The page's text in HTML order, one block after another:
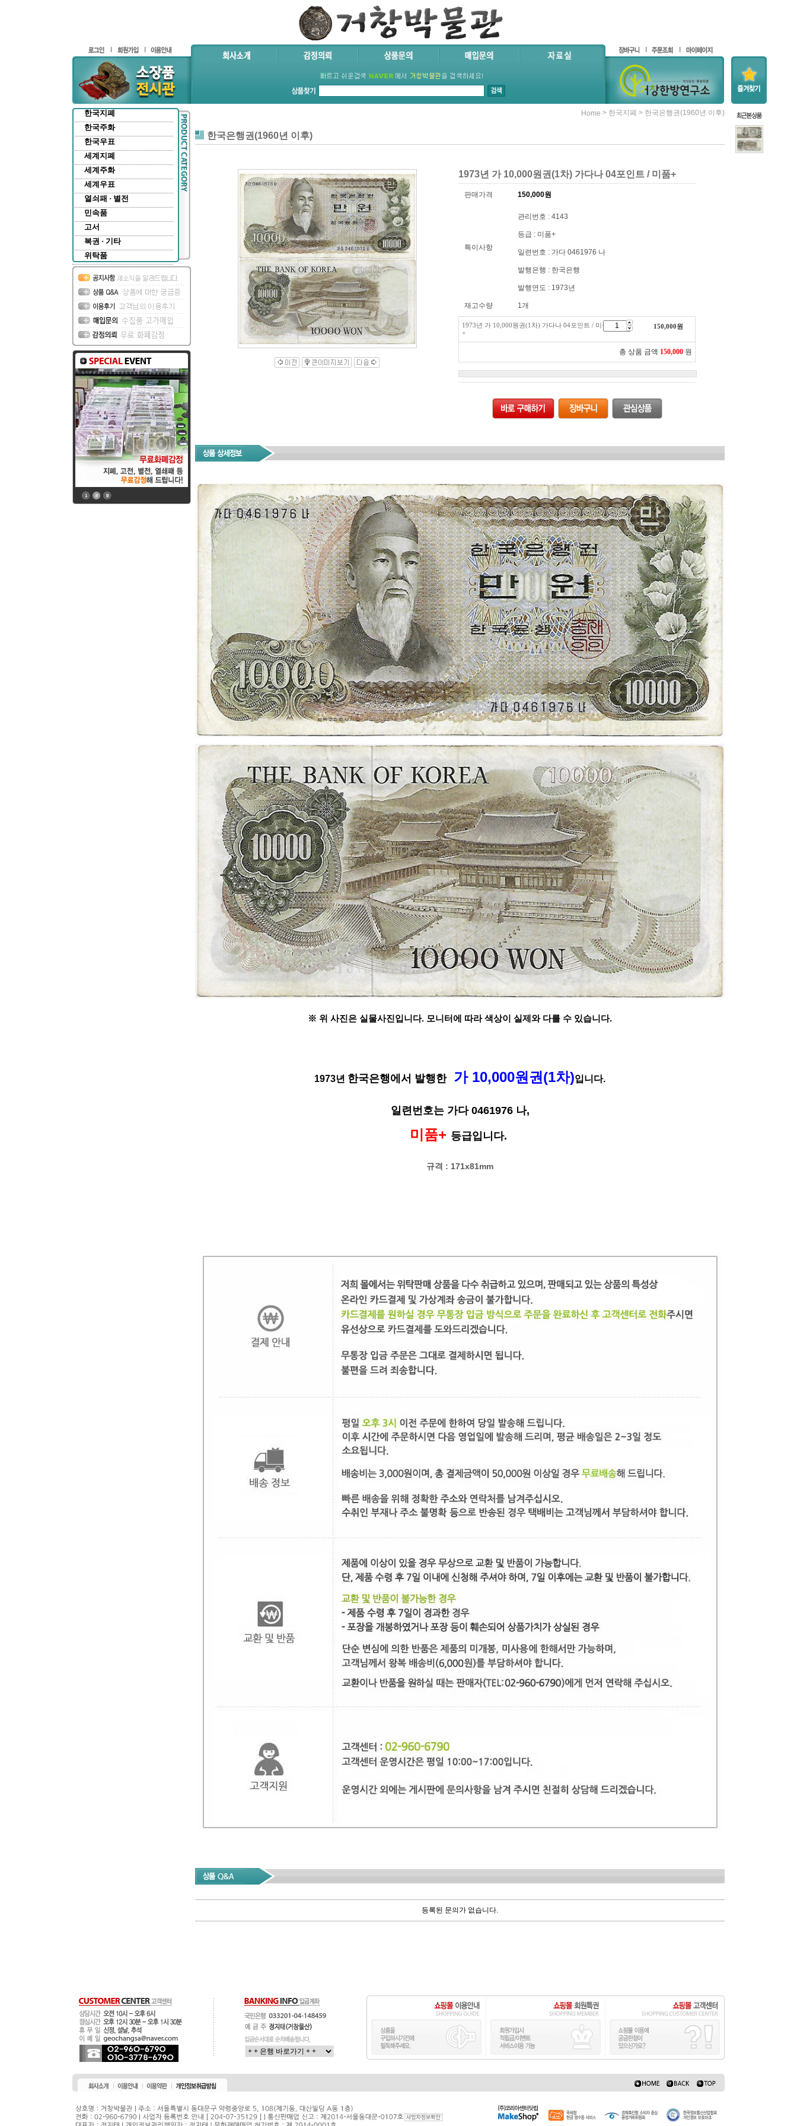
한국지폐
한국주화
한국우표
세계지폐
세계주화
세계우표
열쇠패 · 별전
민속품
고서
복권 · 기타
위탁품
Home > 한국지폐 > 한국은행권(1960년 이후)
한국은행권(1960년 이후)
1973년 가 10,000원권(1차) 가다나 04포인트 / 미품+
판매가격 150,000원
특이사항
관리번호 : 4143
등급 : 미품+
일련번호 : 가다 0461976 나
발행은행 : 한국은행
발행연도 : 1973년
재고수량 1개
1973년 가 10,000원권(1차) 가다나 04포인트 / 미품
+
150,000원
총 상품 금액 150,000 원
※ 위 사진은 실물사진입니다. 모니터에 따라 색상이 실제와 다를 수 있습니다.
1973년 한국은행에서 발행한 가 10,000원권(1차)입니다.
일련번호는 가다 0461976 나,
미품+ 등급입니다.
규격 : 171x81mm
등록된 문의가 없습니다.